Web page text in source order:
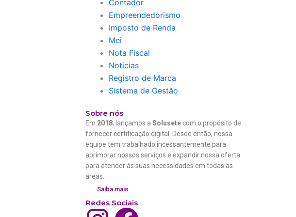
Contador
Empreendedorismo
Imposto de Renda
Mei
Nota Fiscal
Noticias
Registro de Marca
Sistema de Gestão
Sobre nós
Em 2018, lançamos a Solusete com o propósito de
fornecer certificação digital. Desde então, nossa
equipe tem trabalhado incessantemente para
aprimorar nossos serviços e expandir nossa oferta
para atender às suas necessidades em todas as
áreas.
Saiba mais
Redes Sociais